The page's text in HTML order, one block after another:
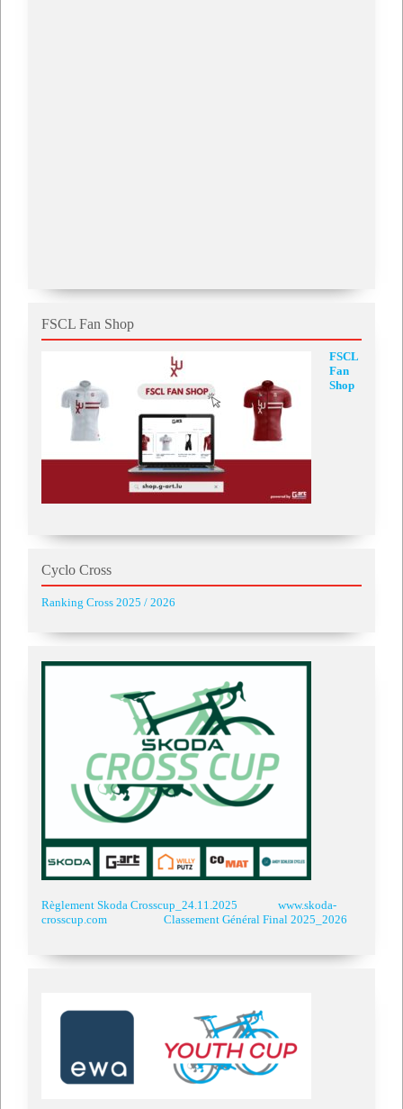
FSCL Fan Shop
FSCL
Fan
Shop
Cyclo Cross
Ranking Cross 2025 / 2026
Règlement Skoda Crosscup_24.11.2025
www.skoda-
crosscup.com
Classement Général Final 2025_2026